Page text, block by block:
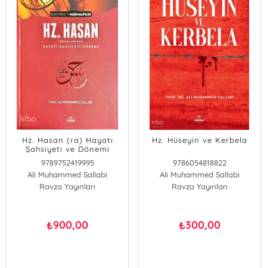
Hz. Hasan (ra) Hayatı
Şahsiyeti ve Dönemi
(Ciltli)
9789752419995
Ali Muhammed Sallabi
Ravza Yayınları
₺900,00
Hz. Hüseyin ve Kerbela
9786054818822
Ali Muhammed Sallabi
Ravza Yayınları
₺300,00